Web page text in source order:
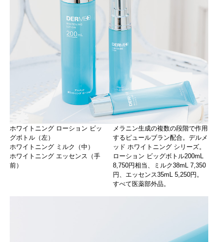
ホワイトニング ローション ビッ
グボトル（左）
ホワイトニング ミルク（中）
ホワイトニング エッセンス（手
前）
メラニン生成の複数の段階で作用
するピュールブラン配合。デルメ
ッド ホワイトニング シリーズ。
ローション ビッグボトル200mL
8,750円相当、ミルク38mL 7,350
円、エッセンス35mL 5,250円。
すべて医薬部外品。